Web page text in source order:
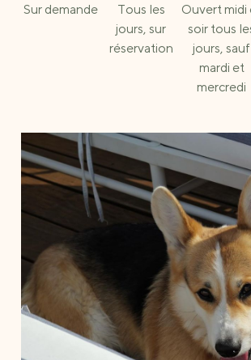
Sur demande
Tous les
jours, sur
réservation
Ouvert midi
soir tous
jours, sauf
mardi et
mercredi